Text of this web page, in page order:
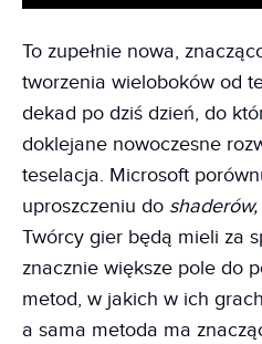
To zupełnie nowa,
tworzenia wieloboków od
dekad po dziś dzień, do
doklejane nowoczesne
teselacja. Microsoft
uproszczeniu do
Twórcy gier będą mieli za
znacznie większe pole do
metod, w jakich w ich
a sama metoda ma